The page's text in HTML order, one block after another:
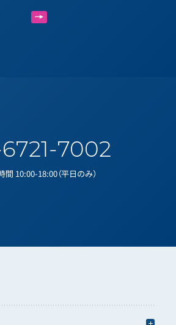
7002
間 10:00-18:00（平日のみ）